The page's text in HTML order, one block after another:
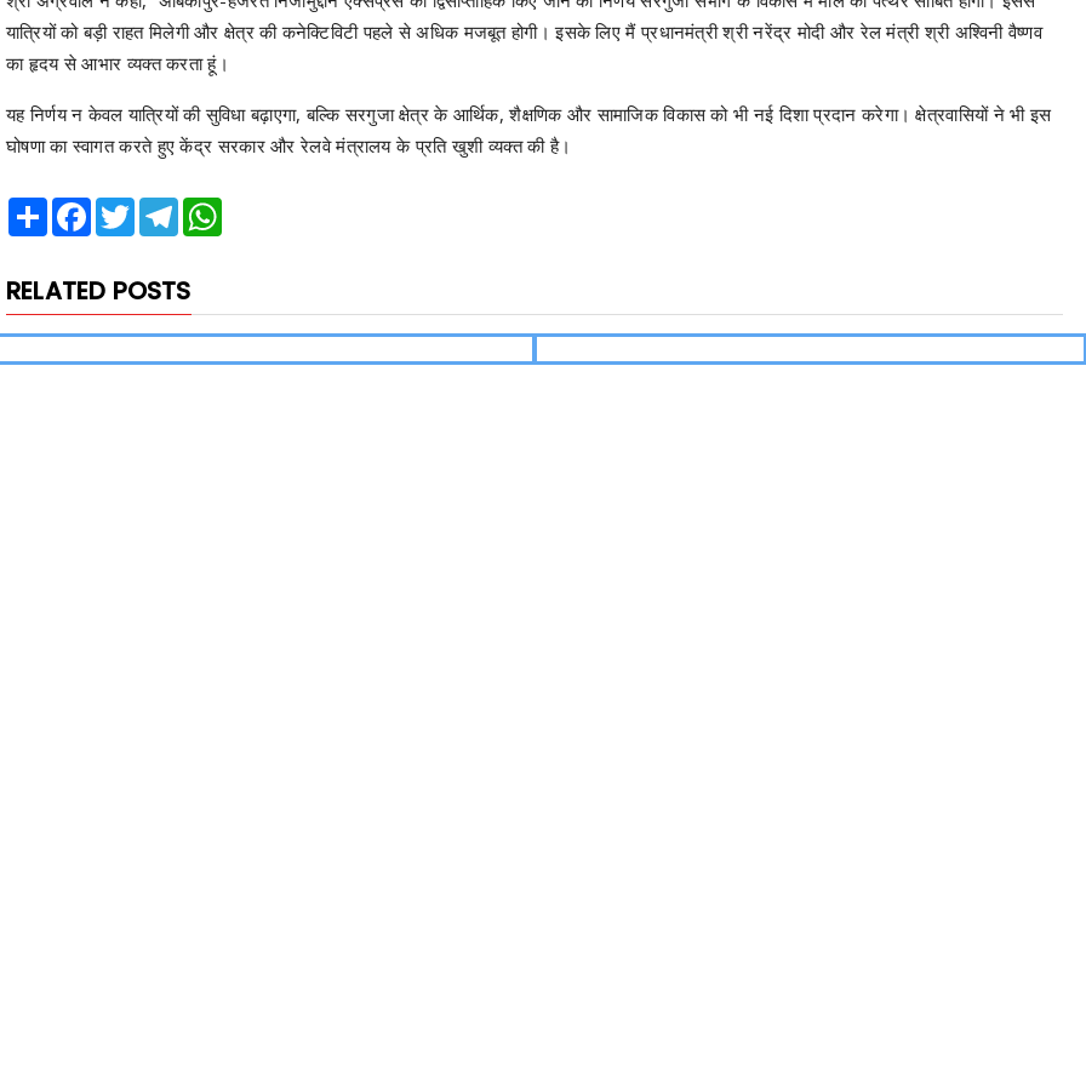
यात्रियों को बड़ी राहत मिलेगी और क्षेत्र की कनेक्टिविटी पहले से अधिक मजबूत होगी। इसके लिए मैं प्रधानमंत्री श्री नरेंद्र मोदी और रेल मंत्री श्री अश्विनी वैष्णव
का हृदय से आभार व्यक्त करता हूं।
यह निर्णय न केवल यात्रियों की सुविधा बढ़ाएगा, बल्कि सरगुजा क्षेत्र के आर्थिक, शैक्षणिक और सामाजिक विकास को भी नई दिशा प्रदान करेगा। क्षेत्रवासियों ने भी इस
घोषणा का स्वागत करते हुए केंद्र सरकार और रेलवे मंत्रालय के प्रति खुशी व्यक्त की है।
Share Facebook
Twitter Telegram
RELATED POSTS